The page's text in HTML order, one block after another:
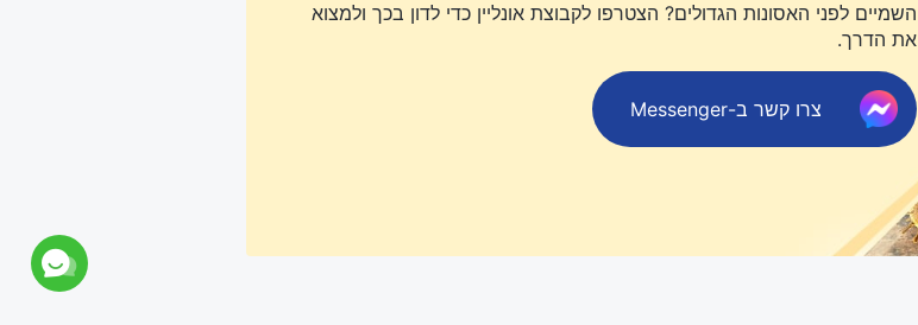
השמיים לפני האסונות הגדולים? הצטרפו לקבוצת אונליין כדי לדון בכך ולמצוא
את הדרך.
צרו קשר ב-Messenger